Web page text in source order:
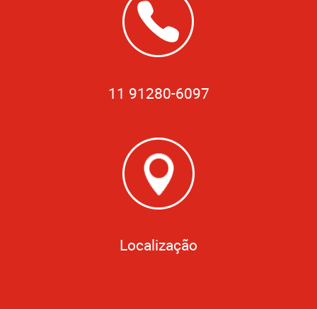
11 91280-6097
Localização